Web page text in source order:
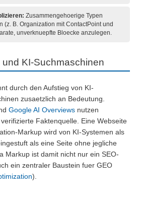
Zusammengehoerige Typen
(z. B. Organization mit ContactPoint und
unverknuepfte Bloecke anzulegen.
KI-Suchmaschinen
durch den Aufstieg von KI-
zusaetzlich an Bedeutung.
Google AI Overviews nutzen
Faktenquelle. Eine Webseite
Markup wird von KI-Systemen als
als eine Seite ohne jegliche
Markup ist damit nicht nur ein SEO-
ein zentraler Baustein fuer GEO
).